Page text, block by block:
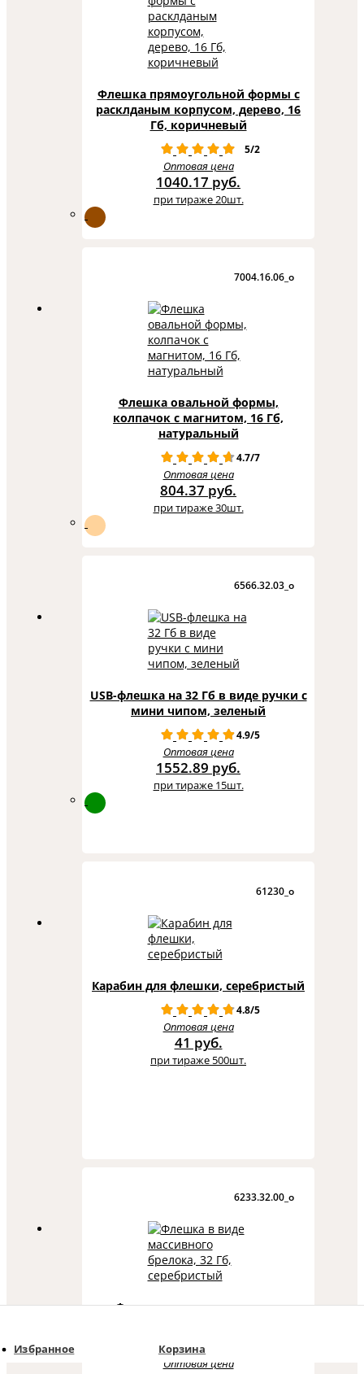
Избранное Корзина
Флешка прямоугольной формы с
расклданым корпусом, дерево, 16
Гб, коричневый
5/2
Оптовая цена
1040.17 руб.
при тираже 20шт.
7004.16.06_o
Флешка овальной формы,
колпачок с магнитом, 16 Гб,
натуральный
4.7/7
Оптовая цена
804.37 руб.
при тираже 30шт.
6566.32.03_o
USB-флешка на 32 Гб в виде ручки с
мини чипом, зеленый
4.9/5
Оптовая цена
1552.89 руб.
при тираже 15шт.
61230_o
Карабин для флешки, серебристый
4.8/5
Оптовая цена
41 руб.
при тираже 500шт.
6233.32.00_o
Флешка в виде массивного
Оптовая цена